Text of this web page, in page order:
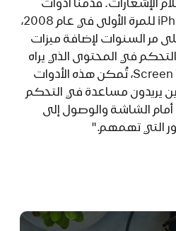
الإشراف العائلي في iPhone للمرة الأولى في عام 2008،
مر السنوات لإضافة ميزات
في المحتوى الذي يراه
أبناؤهم. ومع ميزة Screen Time، تُمكن هذه الأدوات
يريدون مساعدة في التحكم
الشاشة والوصول إلى
التي تهمهم."